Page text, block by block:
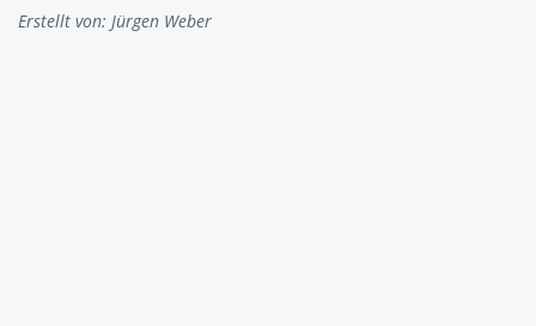
Erstellt von: Jürgen Weber